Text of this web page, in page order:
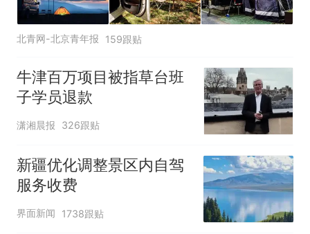
北青网-北京青年报 159跟贴
牛津百万项目被指草台班
子学员退款
潇湘晨报 326跟贴
新疆优化调整景区内自驾
服务收费
界面新闻 1738跟贴